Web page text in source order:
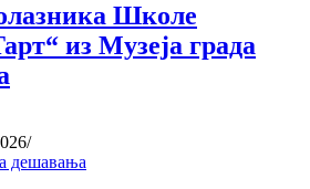
Школе
из Музеја града
дешавања